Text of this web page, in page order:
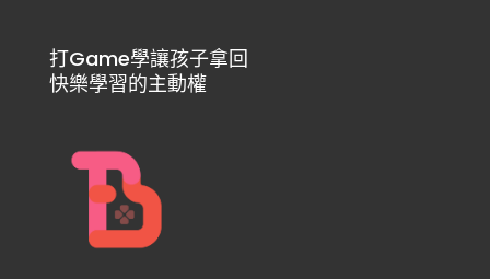
打Game學讓孩子拿回
快樂學習的主動權